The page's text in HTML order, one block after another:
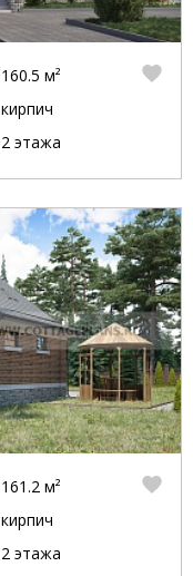
160.5 м²
кирпич
2 этажа
161.2 м²
кирпич
2 этажа